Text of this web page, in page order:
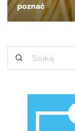
poznać